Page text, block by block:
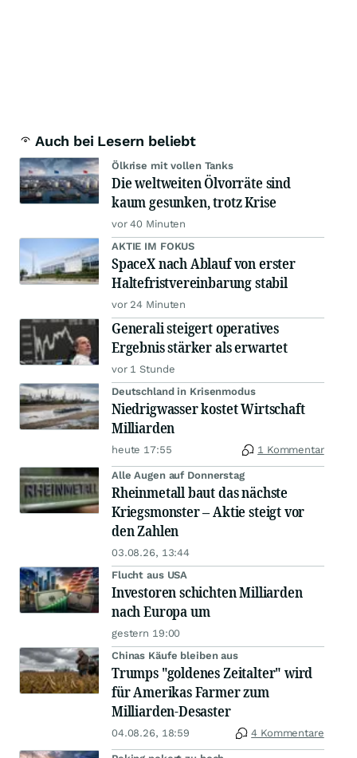
Auch bei Lesern beliebt
Ölkrise mit vollen Tanks
Die weltweiten Ölvorräte sind
kaum gesunken, trotz Krise
vor 40 Minuten
AKTIE IM FOKUS
SpaceX nach Ablauf von erster
Haltefristvereinbarung stabil
vor 24 Minuten
Generali steigert operatives
Ergebnis stärker als erwartet
vor 1 Stunde
Deutschland in Krisenmodus
Niedrigwasser kostet Wirtschaft
Milliarden
heute 17:55 1 Kommentar
Alle Augen auf Donnerstag
Rheinmetall baut das nächste
Kriegsmonster – Aktie steigt vor
den Zahlen
03.08.26, 13:44
Flucht aus USA
Investoren schichten Milliarden
nach Europa um
gestern 19:00
Chinas Käufe bleiben aus
Trumps "goldenes Zeitalter" wird
für Amerikas Farmer zum
Milliarden-Desaster
04.08.26, 18:59 4 Kommentare